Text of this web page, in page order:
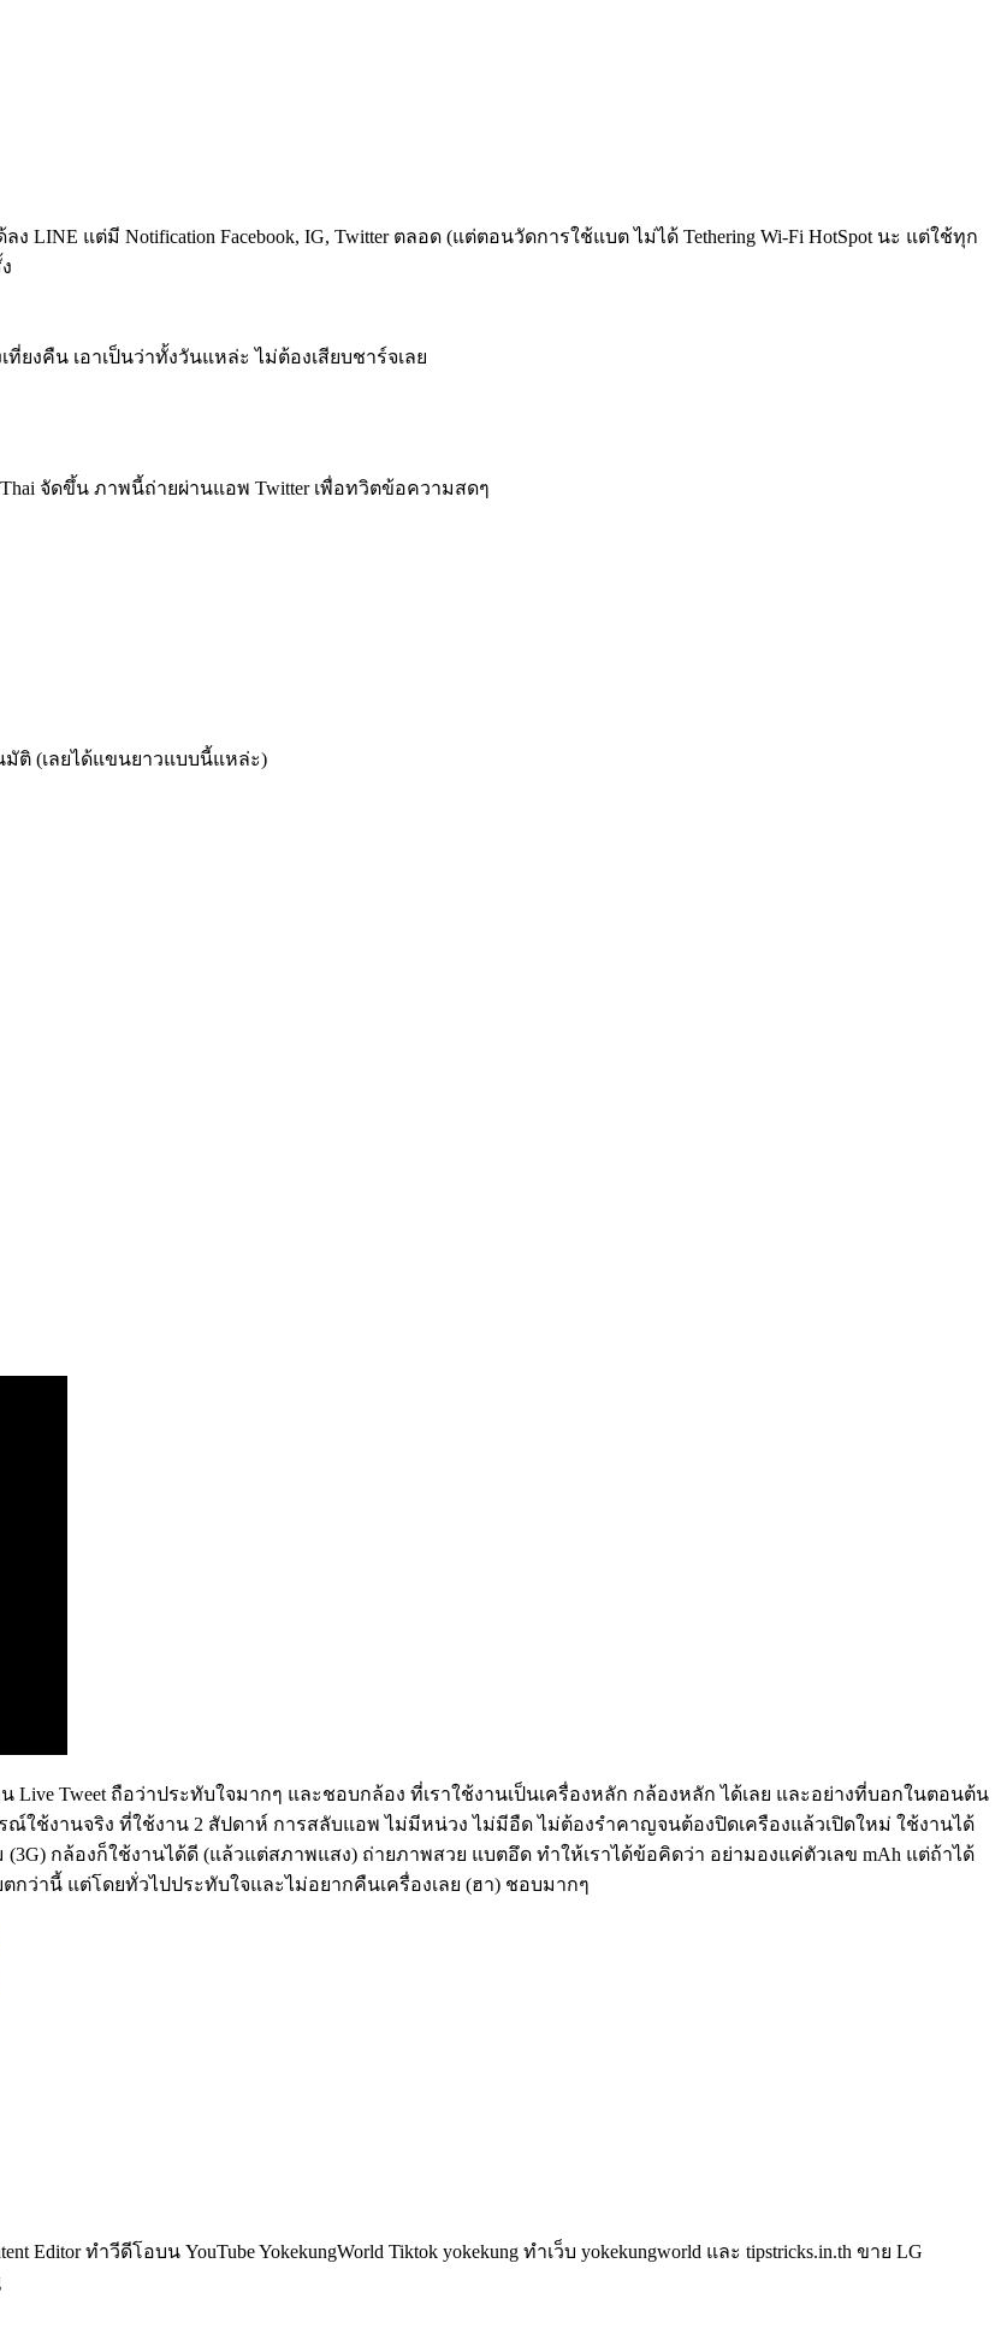
LINE แต่มี Notification Facebook, IG, Twitter ตลอด (แต่ตอนวัดการใช้แบต ไม่ได้ Tethering Wi-Fi HotSpot นะ แต่ใช้ทุก
ยงคืน เอาเป็นว่าทั้งวันแหล่ะ ไม่ต้องเสียบชาร์จเลย
จัดขึ้น ภาพนี้ถ่ายผ่านแอพ Twitter เพื่อทวิตข้อความสดๆ
มัติ (เลยได้แขนยาวแบบนี้แหล่ะ)
Live Tweet ถือว่าประทับใจมากๆ และชอบกล้อง ที่เราใช้งานเป็นเครื่องหลัก กล้องหลัก ได้เลย และอย่างที่บอกในตอนต้น
ช้งานจริง ที่ใช้งาน 2 สัปดาห์ การสลับแอพ ไม่มีหน่วง ไม่มีอืด ไม่ต้องรำคาญจนต้องปิดเครืองแล้วเปิดใหม่ ใช้งานได้
กล้องก็ใช้งานได้ดี (แล้วแต่สภาพแสง) ถ่ายภาพสวย แบตอึด ทำให้เราได้ข้อคิดว่า อย่ามองแค่ตัวเลข mAh แต่ถ้าได้
กว่านี้ แต่โดยทั่วไปประทับใจและไม่อยากคืนเครื่องเลย (ฮา) ชอบมากๆ
ทำวีดีโอบน YouTube YokekungWorld Tiktok yokekung ทำเว็บ yokekungworld และ tipstricks.in.th ขาย LG